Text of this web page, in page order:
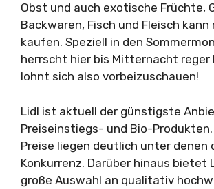
Obst und auch exotische Früchte,
Backwaren, Fisch und Fleisch kann
kaufen. Speziell in den
herrscht hier bis Mitternacht reger
lohnt sich also vorbeizuschauen!
Lidl ist aktuell der günstigste
Preiseinstiegs- und Bio-
Preise liegen deutlich unter denen
Konkurrenz. Darüber hinaus bietet
große Auswahl an qualitativ